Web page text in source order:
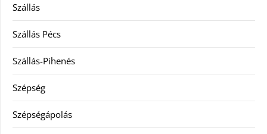
Szállás
Szállás Pécs
Szállás-Pihenés
Szépség
Szépségápolás